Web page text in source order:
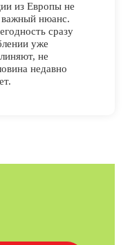
из Европы не
важный нюанс.
сразу
уже
не
недавно